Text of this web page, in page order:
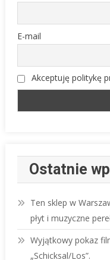
E-mail
Akceptuję politykę
Ostatnie
Ten sklep w
płyt i muzyczne
Wyjątkowy pokaz
„Schicksal/Los”.